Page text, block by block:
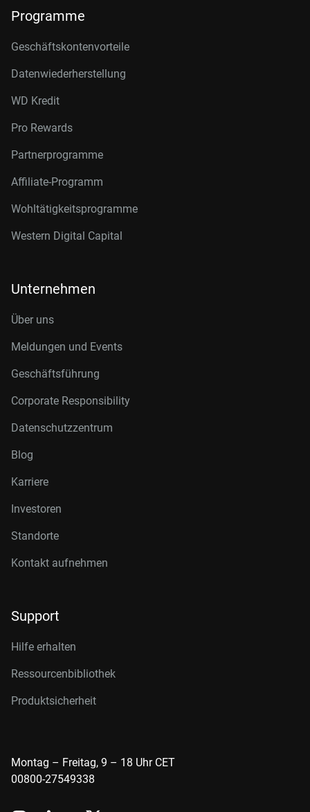
Programme
Geschäftskontenvorteile
Datenwiederherstellung
WD Kredit
Pro Rewards
Partnerprogramme
Affiliate-Programm
Wohltätigkeitsprogramme
Western Digital Capital
Unternehmen
Über uns
Meldungen und Events
Geschäftsführung
Corporate Responsibility
Datenschutzzentrum
Blog
Karriere
Investoren
Standorte
Kontakt aufnehmen
Support
Hilfe erhalten
Ressourcenbibliothek
Produktsicherheit
Montag – Freitag, 9 – 18 Uhr CET
00800-27549338